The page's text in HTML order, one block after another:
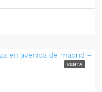
VENTA